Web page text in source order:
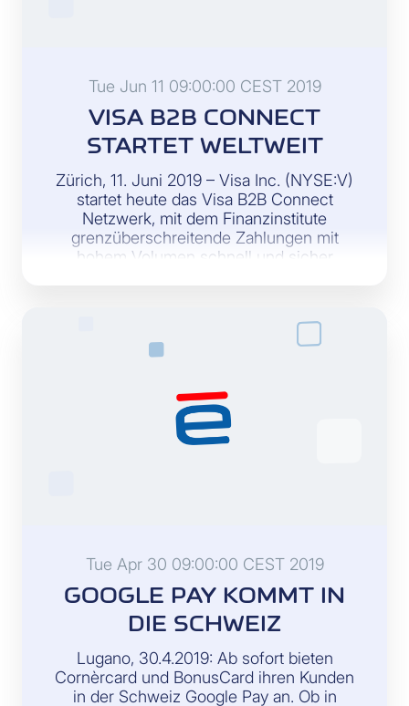
Tue Jun 11 09:00:00 CEST 2019
VISA B2B CONNECT
STARTET WELTWEIT
Zürich, 11. Juni 2019 – Visa Inc. (NYSE:V)
startet heute das Visa B2B Connect
Netzwerk, mit dem Finanzinstitute
grenzüberschreitende Zahlungen mit
hohem Volumen schnell und sicher
Tue Apr 30 09:00:00 CEST 2019
GOOGLE PAY KOMMT IN
DIE SCHWEIZ
Lugano, 30.4.2019: Ab sofort bieten
Cornèrcard und BonusCard ihren Kunden
in der Schweiz Google Pay an. Ob in